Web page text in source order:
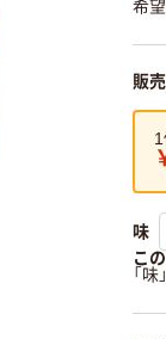
希
販
味
こ
「